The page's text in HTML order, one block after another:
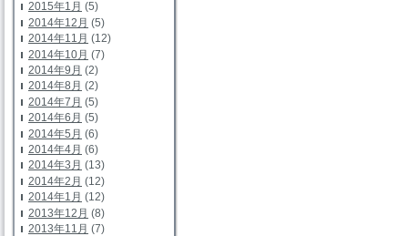
2015年1月 (5)
2014年12月 (5)
2014年11月 (12)
2014年10月 (7)
2014年9月 (2)
2014年8月 (2)
2014年7月 (5)
2014年6月 (5)
2014年5月 (6)
2014年4月 (6)
2014年3月 (13)
2014年2月 (12)
2014年1月 (12)
2013年12月 (8)
2013年11月 (7)